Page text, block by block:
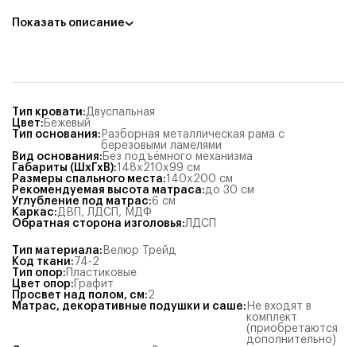
Показать описание
Тип кровати:Двуспальная
Цвет: Бежевый
Тип основания: Разборная металлическая рама с
березовыми ламелями
Вид основания: Без подъёмного механизма
Габариты (ШхГхВ):148x210x99 см
Размеры спального места:140x200 см
Рекомендуемая высота матраса:до 30 см
Углубление под матрас:6 см
Каркас:ДВП , ЛДСП , МДФ
Обратная сторона изголовья:ЛДСП
Тип материала: Велюр Трейд
Код ткани: 74-2
Тип опор: Пластиковые
Цвет опор: Графит
Просвет над полом, см:2
Матрас, декоративные подушки и саше: Не входят в
комплект
(приобретаются
дополнительно)